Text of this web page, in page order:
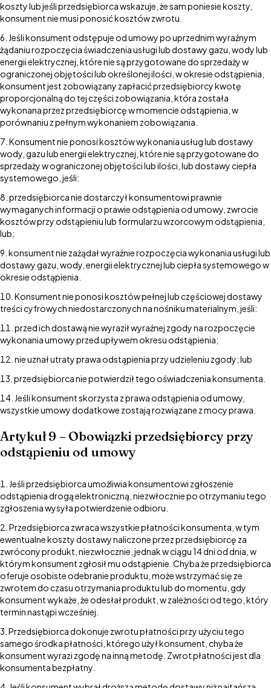
koszty lub jeśli przedsiębiorca wskazuje, że sam poniesie koszty,
konsument nie musi ponosić kosztów zwrotu.
Jeśli konsument odstępuje od umowy po uprzednim wyraźnym
żądaniu rozpoczęcia świadczenia usługi lub dostawy gazu, wody lub
energii elektrycznej, które nie są przygotowane do sprzedaży w
ograniczonej objętości lub określonej ilości, w okresie odstąpienia,
konsument jest zobowiązany zapłacić przedsiębiorcy kwotę
proporcjonalną do tej części zobowiązania, która została
wykonana przez przedsiębiorcę w momencie odstąpienia, w
porównaniu z pełnym wykonaniem zobowiązania.
Konsument nie ponosi kosztów wykonania usług lub dostawy
wody, gazu lub energii elektrycznej, które nie są przygotowane do
sprzedaży w ograniczonej objętości lub ilości, lub dostawy ciepła
systemowego, jeśli:
przedsiębiorca nie dostarczył konsumentowi prawnie
wymaganych informacji o prawie odstąpienia od umowy, zwrocie
kosztów przy odstąpieniu lub formularzu wzorcowym odstąpienia,
lub;
konsument nie zażądał wyraźnie rozpoczęcia wykonania usługi lub
dostawy gazu, wody, energii elektrycznej lub ciepła systemowego w
okresie odstąpienia.
Konsument nie ponosi kosztów pełnej lub częściowej dostawy
treści cyfrowych niedostarczonych na nośniku materialnym, jeśli:
przed ich dostawą nie wyraził wyraźnej zgody na rozpoczęcie
wykonania umowy przed upływem okresu odstąpienia;
nie uznał utraty prawa odstąpienia przy udzieleniu zgody; lub
przedsiębiorca nie potwierdził tego oświadczenia konsumenta.
Jeśli konsument skorzysta z prawa odstąpienia od umowy,
wszystkie umowy dodatkowe zostają rozwiązane z mocy prawa.
Artykuł 9 – Obowiązki przedsiębiorcy przy
odstąpieniu od umowy
Jeśli przedsiębiorca umożliwia konsumentowi zgłoszenie
odstąpienia drogą elektroniczną, niezwłocznie po otrzymaniu tego
zgłoszenia wysyła potwierdzenie odbioru.
Przedsiębiorca zwraca wszystkie płatności konsumenta, w tym
ewentualne koszty dostawy naliczone przez przedsiębiorcę za
zwrócony produkt, niezwłocznie, jednak w ciągu 14 dni od dnia, w
którym konsument zgłosił mu odstąpienie. Chyba że przedsiębiorca
oferuje osobiste odebranie produktu, może wstrzymać się ze
zwrotem do czasu otrzymania produktu lub do momentu, gdy
konsument wykaże, że odesłał produkt, w zależności od tego, który
termin nastąpi wcześniej.
Przedsiębiorca dokonuje zwrotu płatności przy użyciu tego
samego środka płatności, którego użył konsument, chyba że
konsument wyrazi zgodę na inną metodę. Zwrot płatności jest dla
konsumenta bezpłatny.